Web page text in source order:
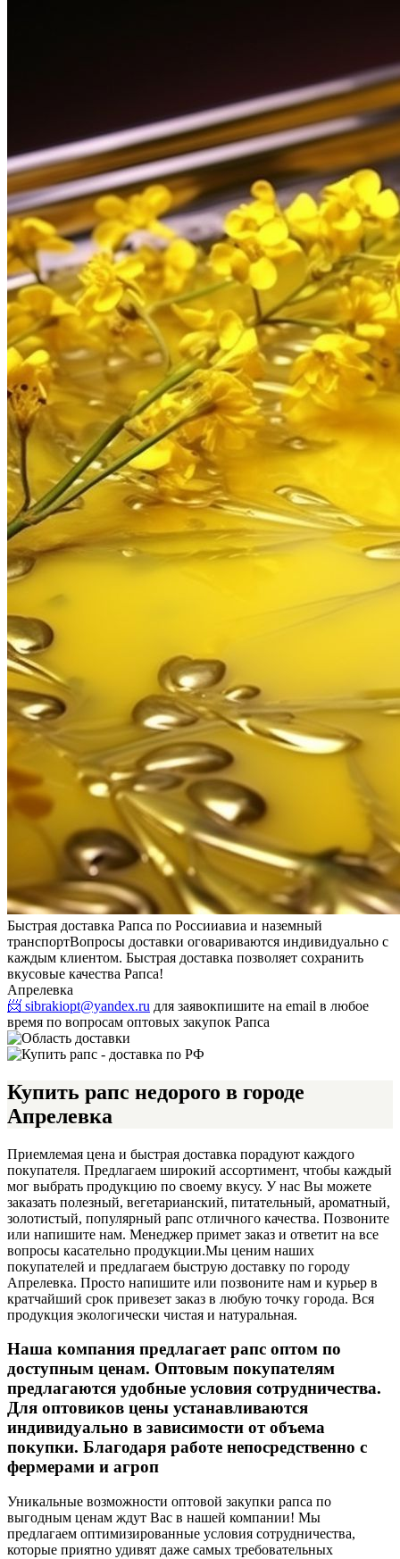
Быстрая доставка Рапса по Россииавиа и наземный
транспортВопросы доставки оговариваются индивидуально с
каждым клиентом. Быстрая доставка позволяет сохранить
вкусовые качества Рапса!
Апрелевка
📨 sibrakiopt@yandex.ru для заявокпишите на email в любое
время по вопросам оптовых закупок Рапса
Купить рапс недорого в городе
Апрелевка
Приемлемая цена и быстрая доставка порадуют каждого
покупателя. Предлагаем широкий ассортимент, чтобы каждый
мог выбрать продукцию по своему вкусу. У нас Вы можете
заказать полезный, вегетарианский, питательный, ароматный,
золотистый, популярный рапс отличного качества. Позвоните
или напишите нам. Менеджер примет заказ и ответит на все
вопросы касательно продукции.Мы ценим наших
покупателей и предлагаем быструю доставку по городу
Апрелевка. Просто напишите или позвоните нам и курьер в
кратчайший срок привезет заказ в любую точку города. Вся
продукция экологически чистая и натуральная.
Наша компания предлагает рапс оптом по
доступным ценам. Оптовым покупателям
предлагаются удобные условия сотрудничества.
Для оптовиков цены устанавливаются
индивидуально в зависимости от объема
покупки. Благодаря работе непосредственно с
фермерами и агроп
Уникальные возможности оптовой закупки рапса по
выгодным ценам ждут Вас в нашей компании! Мы
предлагаем оптимизированные условия сотрудничества,
которые приятно удивят даже самых требовательных